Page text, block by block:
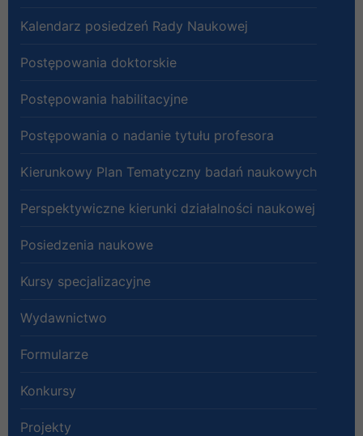
Kalendarz posiedzeń Rady Naukowej
Postępowania doktorskie
Postępowania habilitacyjne
Postępowania o nadanie tytułu profesora
Kierunkowy Plan Tematyczny badań naukowych
Perspektywiczne kierunki działalności naukowej
Posiedzenia naukowe
Kursy specjalizacyjne
Wydawnictwo
Formularze
Konkursy
Projekty